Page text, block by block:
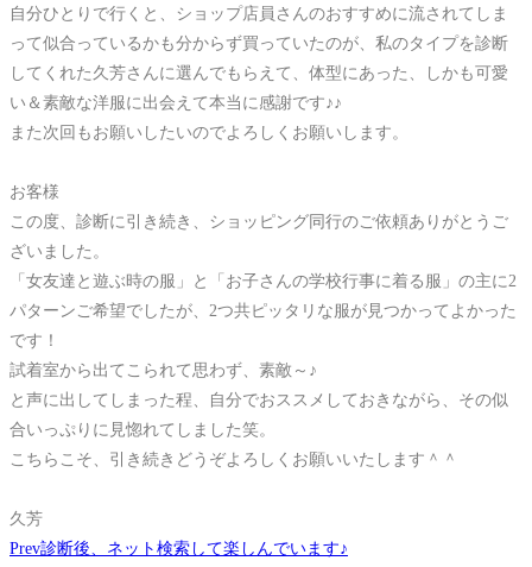
自分ひとりで行くと、ショップ店員さんのおすすめに流されてしま
って似合っているかも分からず買っていたのが、私のタイプを診断
してくれた久芳さんに選んでもらえて、体型にあった、しかも可愛
い＆素敵な洋服に出会えて本当に感謝です♪♪
また次回もお願いしたいのでよろしくお願いします。
お客様
この度、診断に引き続き、ショッピング同行のご依頼ありがとうご
ざいました。
「女友達と遊ぶ時の服」と「お子さんの学校行事に着る服」の主に2
パターンご希望でしたが、2つ共ピッタリな服が見つかってよかった
です！
試着室から出てこられて思わず、素敵～♪
と声に出してしまった程、自分でおススメしておきながら、その似
合いっぷりに見惚れてしました笑。
こちらこそ、引き続きどうぞよろしくお願いいたします＾＾
久芳
Prev診断後、ネット検索して楽しんでいます♪